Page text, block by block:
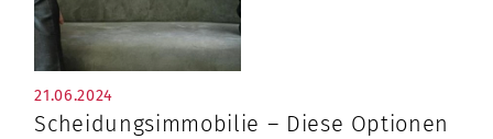
21.06.2024
Scheidungsimmobilie – Diese Optionen